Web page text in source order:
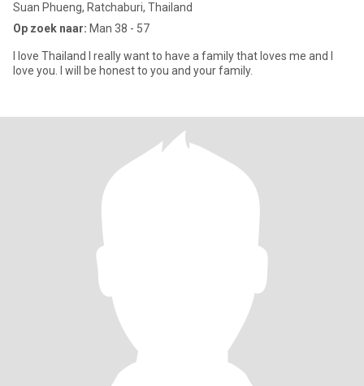
Suan Phueng, Ratchaburi, Thailand
Op zoek naar: Man 38 - 57
I love Thailand I really want to have a family that loves me and I
love you. I will be honest to you and your family.